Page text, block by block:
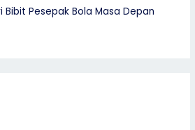
Bibit Pesepak Bola Masa Depan